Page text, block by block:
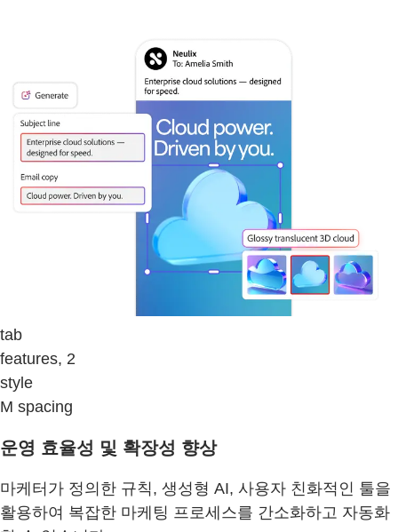
tab
features, 2
style
M spacing
운영 효율성 및 확장성 향상
마케터가 정의한 규칙, 생성형 AI, 사용자 친화적인 툴을
활용하여 복잡한 마케팅 프로세스를 간소화하고 자동화